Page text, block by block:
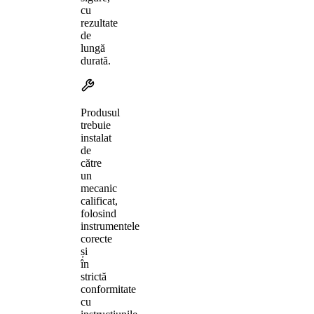
cu
rezultate
de
lungă
durată.
Produsul
trebuie
instalat
de
către
un
mecanic
calificat,
folosind
instrumentele
corecte
și
în
strictă
conformitate
cu